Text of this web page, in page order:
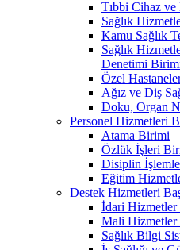
Tıbbi Cihaz ve
Sağlık
Kamu Sağlık
Sağlık
Denetimi
Özel
Ağız ve Diş
Doku, Organ
Personel Hizmetleri
Atama Birimi
Özlük İşleri
Disiplin
Eğitim
Destek Hizmetleri
İdari
Mali
Sağlık Bilgi